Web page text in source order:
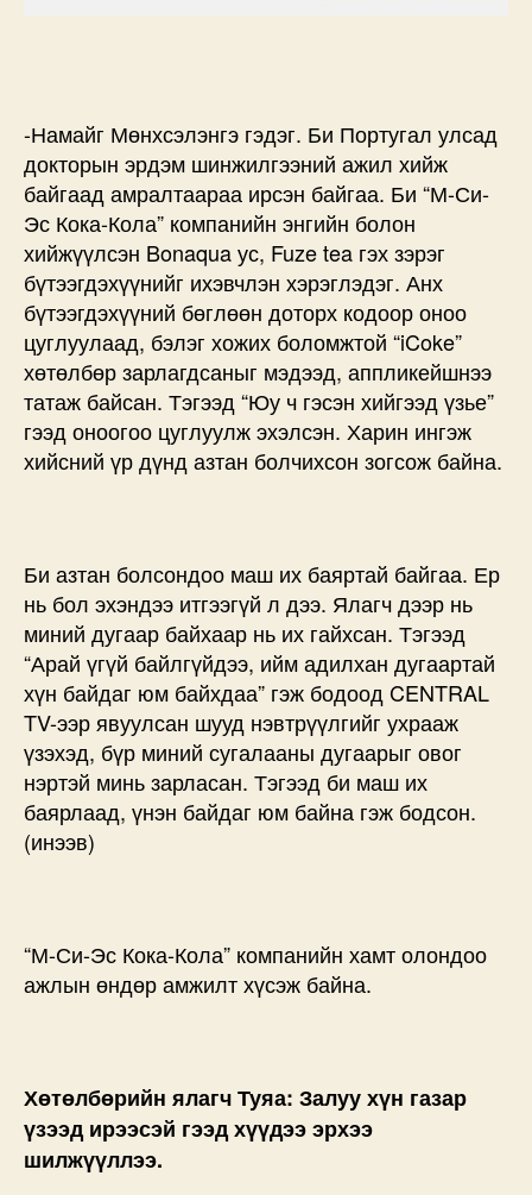
-Намайг Мөнхсэлэнгэ гэдэг. Би Португал улсад
докторын эрдэм шинжилгээний ажил хийж
байгаад амралтаараа ирсэн байгаа. Би “М-Си-
Эс Кока-Кола” компанийн энгийн болон
хийжүүлсэн Bonaqua ус, Fuze tea гэх зэрэг
бүтээгдэхүүнийг ихэвчлэн хэрэглэдэг. Анх
бүтээгдэхүүний бөглөөн доторх кодоор оноо
цуглуулаад, бэлэг хожих боломжтой “iCoke”
хөтөлбөр зарлагдсаныг мэдээд, аппликейшнээ
татаж байсан. Тэгээд “Юу ч гэсэн хийгээд үзье”
гээд оноогоо цуглуулж эхэлсэн. Харин ингэж
хийсний үр дүнд азтан болчихсон зогсож байна.
Би азтан болсондоо маш их баяртай байгаа. Ер
нь бол эхэндээ итгээгүй л дээ. Ялагч дээр нь
миний дугаар байхаар нь их гайхсан. Тэгээд
“Арай үгүй байлгүйдээ, ийм адилхан дугаартай
хүн байдаг юм байхдаа” гэж бодоод CENTRAL
TV-ээр явуулсан шууд нэвтрүүлгийг ухрааж
үзэхэд, бүр миний сугалааны дугаарыг овог
нэртэй минь зарласан. Тэгээд би маш их
баярлаад, үнэн байдаг юм байна гэж бодсон.
(инээв)
“М-Си-Эс Кока-Кола” компанийн хамт олондоо
ажлын өндөр амжилт хүсэж байна.
Хөтөлбөрийн ялагч Туяа: Залуу хүн газар
үзээд ирээсэй гээд хүүдээ эрхээ
шилжүүллээ.